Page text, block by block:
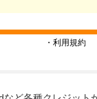
・利用規約